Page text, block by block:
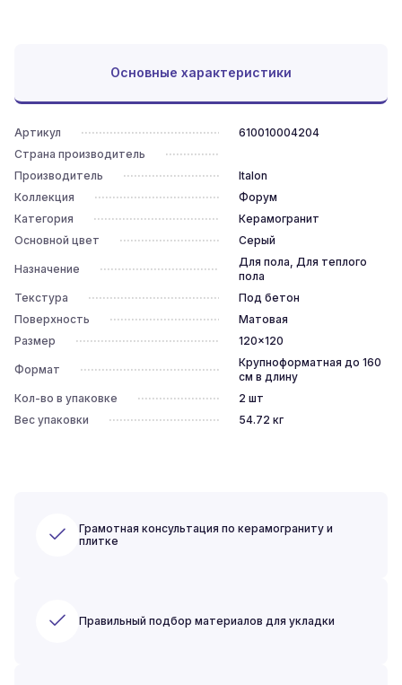
Основные характеристики
Артикул
610010004204
Страна производитель
Производитель
Italon
Коллекция
Форум
Категория
Керамогранит
Основной цвет
Серый
Назначение
Для пола, Для теплого
пола
Текстура
Под бетон
Поверхность
Матовая
Размер
120x120
Формат
Крупноформатная до 160
см в длину
Кол-во в упаковке
2 шт
Вес упаковки
54.72 кг
Грамотная консультация по керамограниту и
плитке
Правильный подбор материалов для укладки